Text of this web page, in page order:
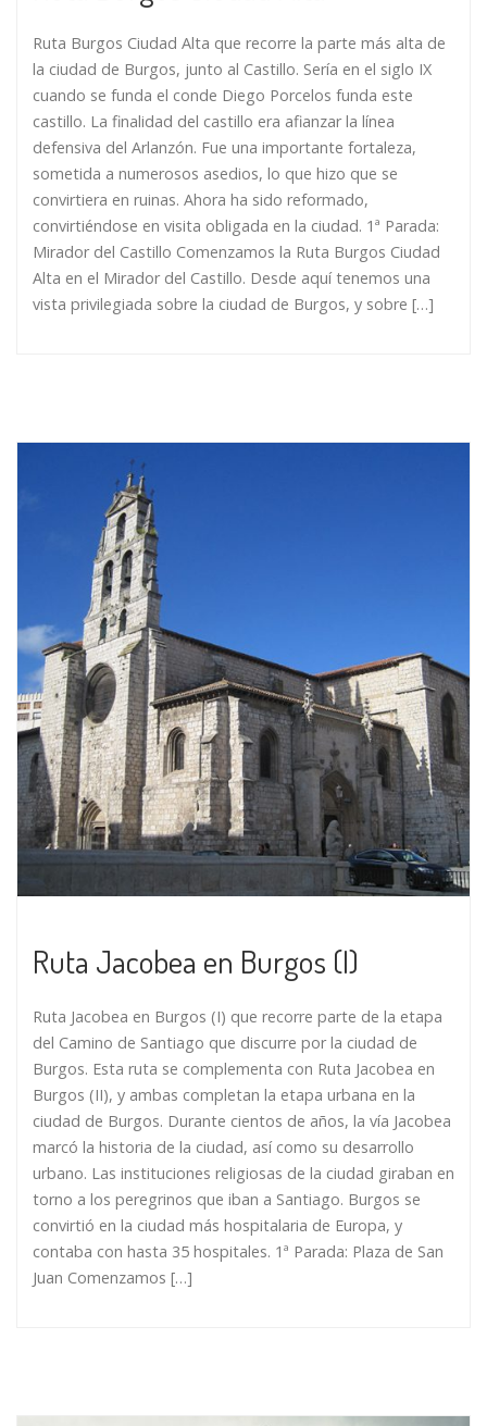
Ruta Burgos Ciudad Alta que recorre la parte más alta de
la ciudad de Burgos, junto al Castillo. Sería en el siglo IX
cuando se funda el conde Diego Porcelos funda este
castillo. La finalidad del castillo era afianzar la línea
defensiva del Arlanzón. Fue una importante fortaleza,
sometida a numerosos asedios, lo que hizo que se
convirtiera en ruinas. Ahora ha sido reformado,
convirtiéndose en visita obligada en la ciudad. 1ª Parada:
Mirador del Castillo Comenzamos la Ruta Burgos Ciudad
Alta en el Mirador del Castillo. Desde aquí tenemos una
vista privilegiada sobre la ciudad de Burgos, y sobre […]
Ruta Jacobea en Burgos (I)
Ruta Jacobea en Burgos (I) que recorre parte de la etapa
del Camino de Santiago que discurre por la ciudad de
Burgos. Esta ruta se complementa con Ruta Jacobea en
Burgos (II), y ambas completan la etapa urbana en la
ciudad de Burgos. Durante cientos de años, la vía Jacobea
marcó la historia de la ciudad, así como su desarrollo
urbano. Las instituciones religiosas de la ciudad giraban en
torno a los peregrinos que iban a Santiago. Burgos se
convirtió en la ciudad más hospitalaria de Europa, y
contaba con hasta 35 hospitales. 1ª Parada: Plaza de San
Juan Comenzamos […]